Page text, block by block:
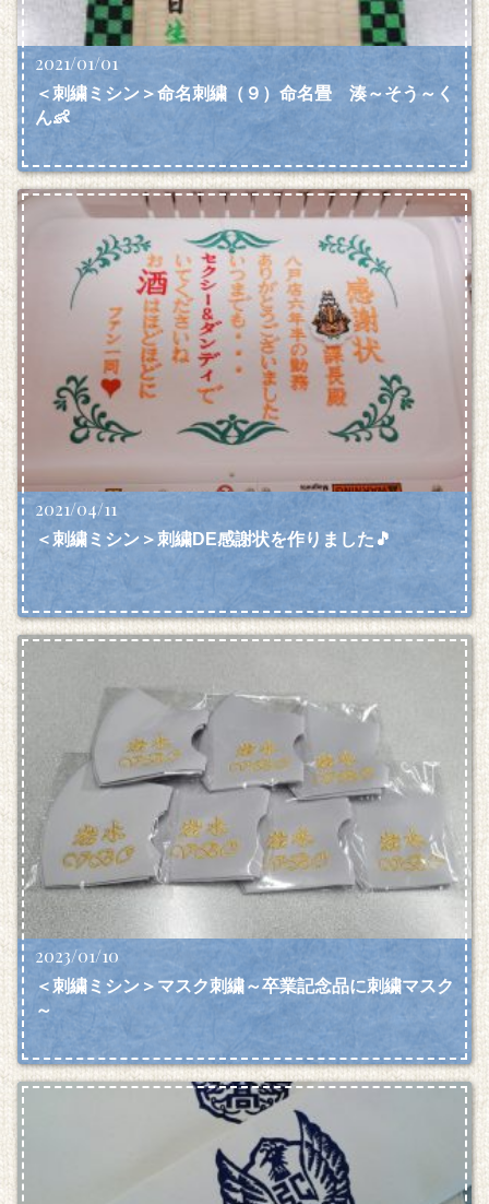
2021/01/01
＜刺繍ミシン＞命名刺繍（９）命名畳 湊～そう～く
ん👶
2021/04/11
＜刺繍ミシン＞刺繍DE感謝状を作りました🎵
2023/01/10
＜刺繍ミシン＞マスク刺繍～卒業記念品に刺繍マスク
～